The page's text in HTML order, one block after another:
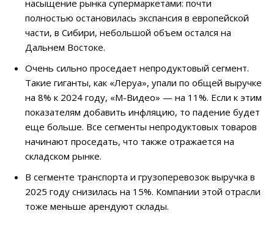
насыщение рынка супермаркетами: почти
полностью остановилась экспансия в европейской
части, в Сибири, небольшой объем остался на
Дальнем Востоке.
Очень сильно проседает непродуктовый сегмент.
Такие гиганты, как «Леруа», упали по общей выручке
на 8% к 2024 году, «М-Видео» — на 11%. Если к этим
показателям добавить инфляцию, то падение будет
еще больше. Все сегменты непродуктовых товаров
начинают проседать, что также отражается на
складском рынке.
В сегменте транспорта и грузоперевозок выручка в
2025 году снизилась на 15%. Компании этой отрасли
тоже меньше арендуют склады.